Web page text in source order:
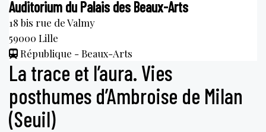
Auditorium du Palais des Beaux-Arts
18 bis rue de Valmy
59000 Lille
République - Beaux-Arts
La trace et l’aura. Vies
posthumes d’Ambroise de Milan
(Seuil)